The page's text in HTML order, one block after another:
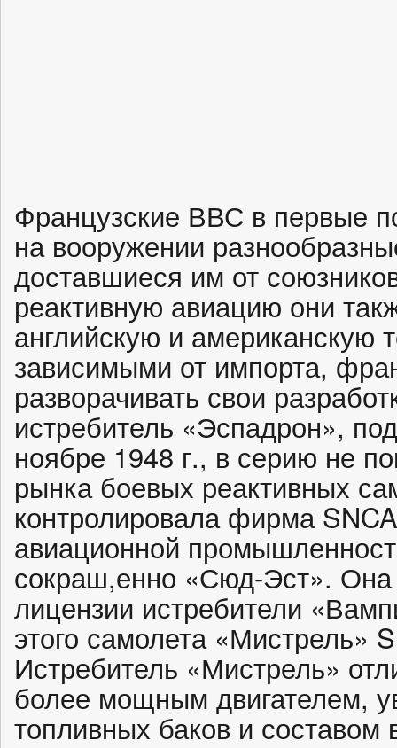
Французские ВВС в первые
на вооружении
доставшиеся им от
реактивную авиацию они
английскую и американскую
зависимыми от импорта,
разворачивать свои
истребитель «Эспадрон»,
ноябре 1948 г., в серию не
рынка боевых реактивных
контролировала фирма
авиационной
сокраш,енно «Сюд-Эст». Она
лицензии истребители
этого самолета «Мистрель»
Истребитель «Мистрель»
более мощным двигателем,
топливных баков и составом